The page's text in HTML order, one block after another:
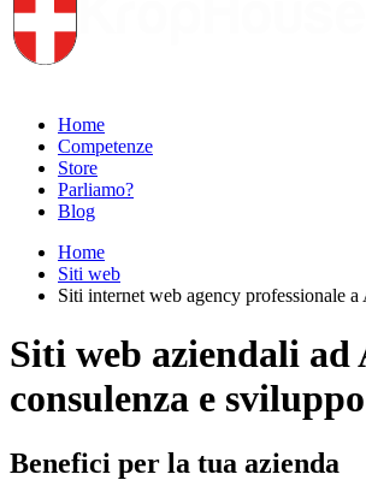
Home
Competenze
Store
Parliamo?
Blog
Home
Siti web
Siti internet web agency professionale a
Siti web aziendali ad
consulenza e sviluppo
Benefici per la tua azienda